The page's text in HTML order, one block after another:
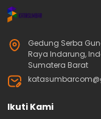
Gedung Serba
Raya Indarung,
Sumatera Barat
Ikuti Kami